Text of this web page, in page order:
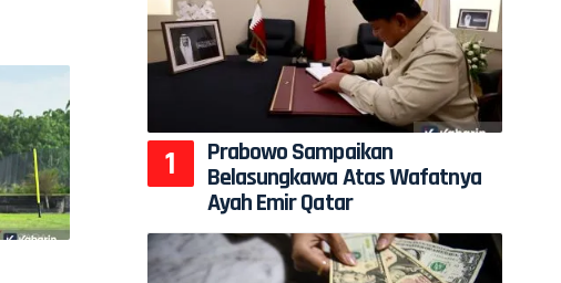
Prabowo Sampaikan
Belasungkawa Atas Wafatnya
Ayah Emir Qatar